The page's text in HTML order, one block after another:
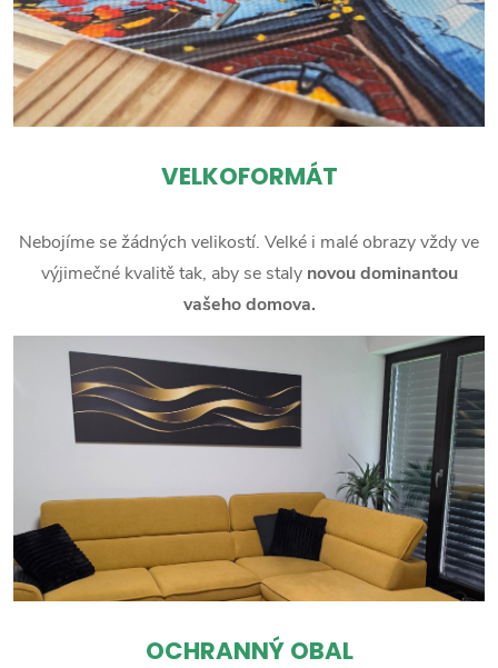
VELKOFORMÁT
Nebojíme se žádných velikostí. Velké i malé obrazy vždy ve
výjimečné kvalitě tak, aby se staly novou dominantou
vašeho domova.
OCHRANNÝ OBAL